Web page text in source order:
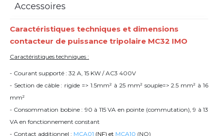
Accessoires
Caractéristiques techniques et dimensions
contacteur de puissance tripolaire MC32 IMO
Caractéristiques techniques :
- Courant supporté : 32 A, 15 KW /AC3 400V
- Section de câble : rigide => 1.5mm² à 25 mm² souple=> 2.5 mm² à 16
mm²
- Consommation bobine : 90 à 115 VA en pointe (commutation), 9 à 13
VA en fonctionnement constant
- Contact additionnel : MCA01 (NF) et MCA10 (NO)